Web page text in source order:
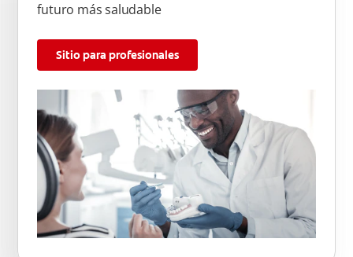
futuro más saludable
Sitio para profesionales